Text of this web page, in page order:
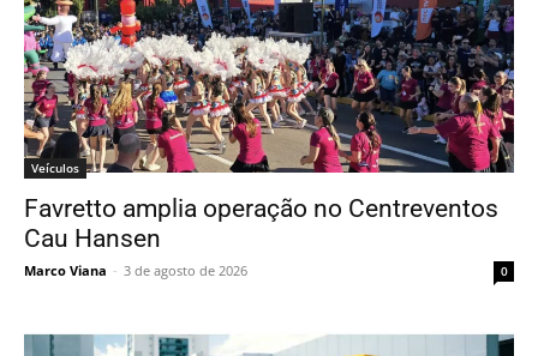
Veículos
Favretto amplia operação no Centreventos
Cau Hansen
Marco Viana - 3 de agosto de 2026 0